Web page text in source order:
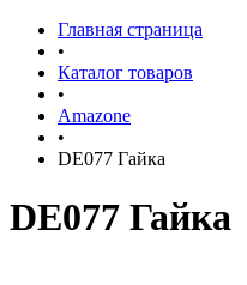
Главная страница
•
Каталог товаров
•
Amazone
•
DE077 Гайка
DE077 Гайка